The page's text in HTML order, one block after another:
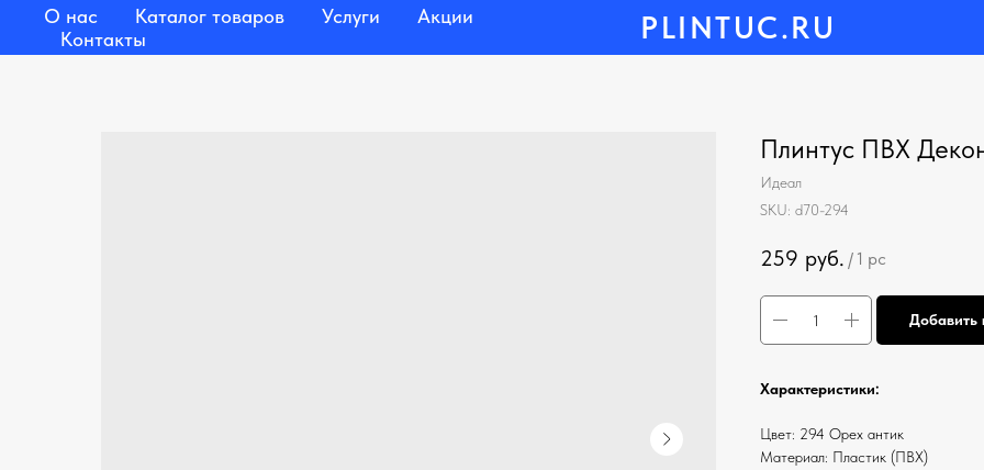
PLINTUC.RU
О нас Каталог товаров Услуги
Акции
Контакты
Плинтус ПВХ
Идеал
SKU: d70-294
259 руб. / 1 pc
Добавить
Характеристики:
Цвет: 294 Орех антик
Материал: Пластик (ПВХ)